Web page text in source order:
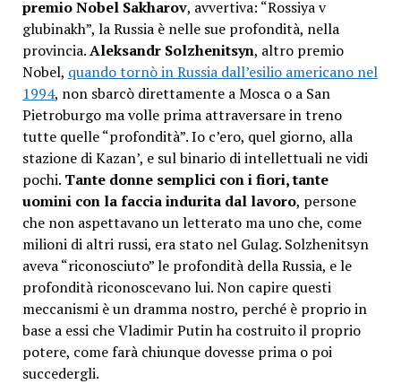
premio Nobel Sakharov, avvertiva: “Rossiya v
glubinakh”, la Russia è nelle sue profondità, nella
provincia.Aleksandr Solzhenitsyn, altro premio
Nobel, quando tornò in Russia dall’esilio americano nel
1994, non sbarcò direttamente a Mosca o a San
Pietroburgo ma volle prima attraversare in treno
tutte quelle “profondità”. Io c’ero, quel giorno, alla
stazione di Kazan’, e sul binario di intellettuali ne vidi
pochi. Tante donne semplici con i fiori, tante
uomini con la faccia indurita dal lavoro, persone
che non aspettavano un letterato ma uno che, come
milioni di altri russi, era stato nel Gulag. Solzhenitsyn
aveva “riconosciuto” le profondità della Russia, e le
profondità riconoscevano lui. Non capire questi
meccanismi è un dramma nostro, perché è proprio in
base a essi che Vladimir Putin ha costruito il proprio
potere, come farà chiunque dovesse prima o poi
succedergli.